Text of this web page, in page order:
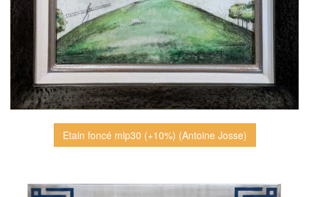
Etain foncé mlp30 (+10%) (Antoine Josse)